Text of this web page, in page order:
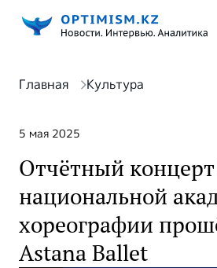
Главная Культура
5 мая 2025
Отчётный концерт
национальной
хореографии
Astana Ballet